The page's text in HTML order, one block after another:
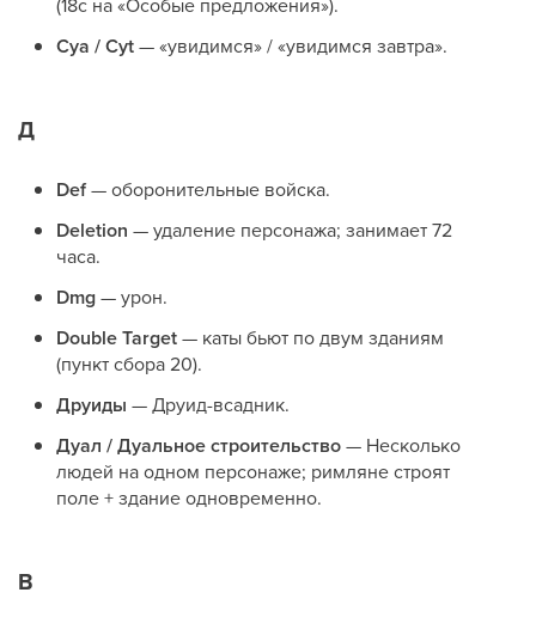
Cya / Cyt— «увидимся» / «увидимся завтра».
Д
Def— оборонительные войска.
Deletion — удаление персонажа; занимает 72
часа.
Dmg— урон.
Double Target— каты бьют по двум зданиям
(пункт сбора 20).
Друиды — Друид-всадник.
Дуал / Дуальное строительство— Несколько
людей на одном персонаже; римляне строят
поле + здание одновременно.
В